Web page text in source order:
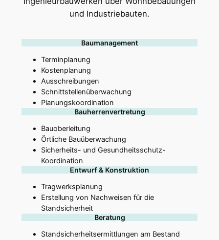
und Industriebauten.
Baumanagement
Terminplanung
Kostenplanung
Ausschreibungen
Schnittstellenüberwachung
Planungskoordination
Bauherrenvertretung
Bauoberleitung
Örtliche Bauüberwachung
Sicherheits- und Gesundheitsschutz-
Koordination
Entwurf & Konstruktion
Tragwerksplanung
Erstellung von Nachweisen für die
Standsicherheit
Beratung
Standsicherheitsermittlungen am Bestand